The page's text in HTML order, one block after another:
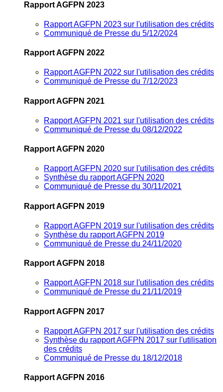
Rapport AGFPN 2023
Rapport AGFPN 2023 sur l'utilisation des crédits
Communiqué de Presse du 5/12/2024
Rapport AGFPN 2022
Rapport AGFPN 2022 sur l'utilisation des crédits
Communiqué de Presse du 7/12/2023
Rapport AGFPN 2021
Rapport AGFPN 2021 sur l'utilisation des crédits
Communiqué de Presse du 08/12/2022
Rapport AGFPN 2020
Rapport AGFPN 2020 sur l'utilisation des crédits
Synthèse du rapport AGFPN 2020
Communiqué de Presse du 30/11/2021
Rapport AGFPN 2019
Rapport AGFPN 2019 sur l'utilisation des crédits
Synthèse du rapport AGFPN 2019
Communiqué de Presse du 24/11/2020
Rapport AGFPN 2018
Rapport AGFPN 2018 sur l'utilisation des crédits
Communiqué de Presse du 21/11/2019
Rapport AGFPN 2017
Rapport AGFPN 2017 sur l'utilisation des crédits
Synthèse du rapport AGFPN 2017 sur l'utilisation
des crédits
Communiqué de Presse du 18/12/2018
Rapport AGFPN 2016